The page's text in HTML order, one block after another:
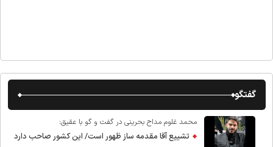
گفتگو
محمد غلوم مداح بحرینی در گفت و گو با عقیق:
تشییع آقا مقدمه ساز ظهور است/ این کشور صاحب دارد